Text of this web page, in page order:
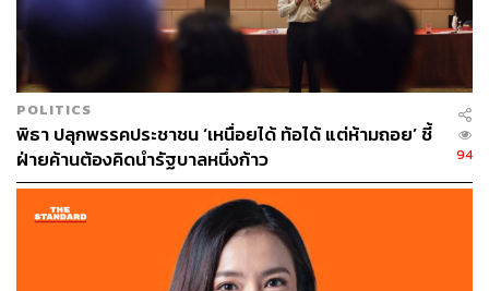
POLITICS
พิธา ปลุกพรรคประชาชน ‘เหนื่อยได้ ท้อได้ แต่ห้ามถอย’ ชี้
ฝ่ายค้านต้องคิดนำรัฐบาลหนึ่งก้าว
94